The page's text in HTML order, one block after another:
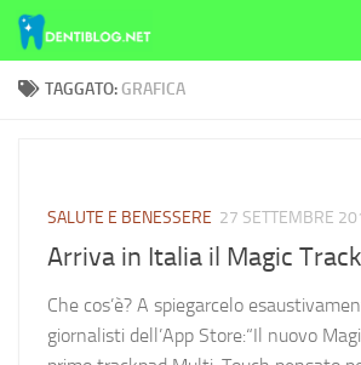
Skip to content
TAGGATO: GRAFICA
SALUTE E BENESSERE 27 SETTEMBRE
Arriva in Italia il Magic
Che cos’è? A spiegarcelo
giornalisti dell’App Store:“Il nuovo